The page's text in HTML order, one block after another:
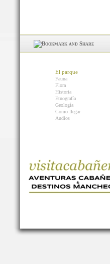
El parque
Fauna
Flora
Historia
Etnografía
Geología
Como llegar
Audios